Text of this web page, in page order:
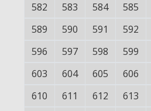
582
583 584 585
589
590 591 592
596
597 598 599
603
604 605 606
610
611 612 613